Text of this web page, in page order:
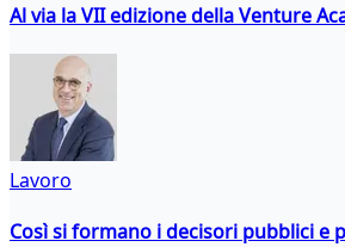
Al via la VII edizione della Venture
Lavoro
Così si formano i decisori pubblici e